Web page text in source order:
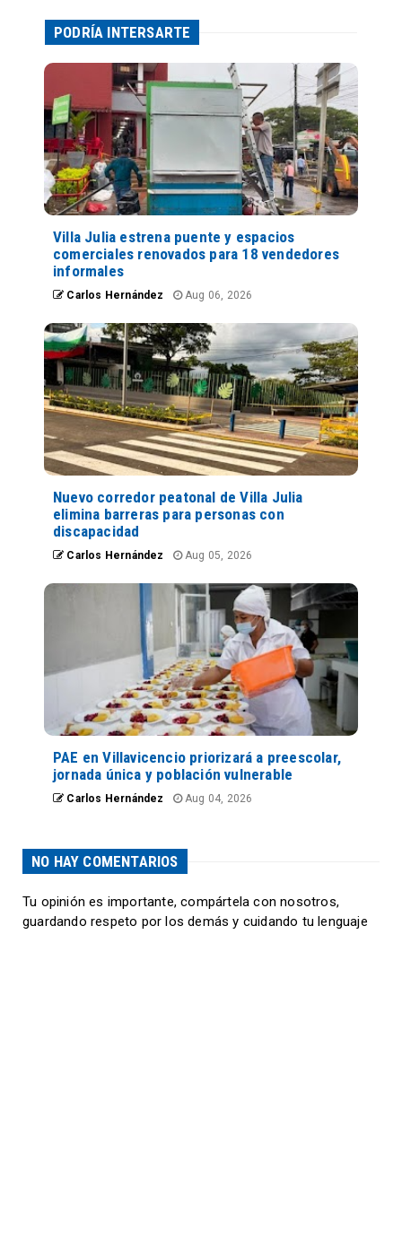
PODRÍA INTERSARTE
Villa Julia estrena puente y espacios
comerciales renovados para 18 vendedores
informales
Carlos Hernández Aug 06, 2026
Nuevo corredor peatonal de Villa Julia
elimina barreras para personas con
discapacidad
Carlos Hernández Aug 05, 2026
PAE en Villavicencio priorizará a preescolar,
jornada única y población vulnerable
Carlos Hernández Aug 04, 2026
NO HAY COMENTARIOS
Tu opinión es importante, compártela con nosotros,
guardando respeto por los demás y cuidando tu lenguaje